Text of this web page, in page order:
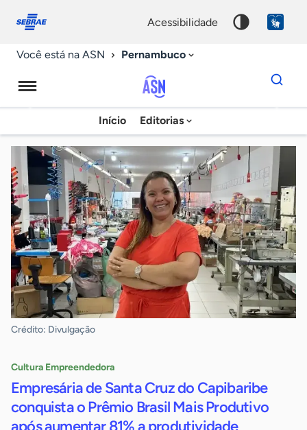
conosco
acessibilidade
Você está na ASN Pernambuco
Agência
Sebrae
de
Notícias
Início Editorias
Dados
para
chave
Crédito: Divulgação
Cultura Empreendedora
Empresária de Santa Cruz do Capibaribe
conquista o Prêmio Brasil Mais Produtivo